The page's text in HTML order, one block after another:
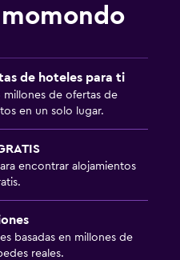
de hoteles para ti
millones de ofertas de
en un solo lugar.
encontrar alojamientos
basadas en millones de
reales.